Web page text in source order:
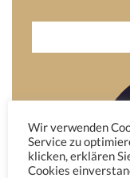
Wir verwenden
Service zu
klicken, erklären
Cookies